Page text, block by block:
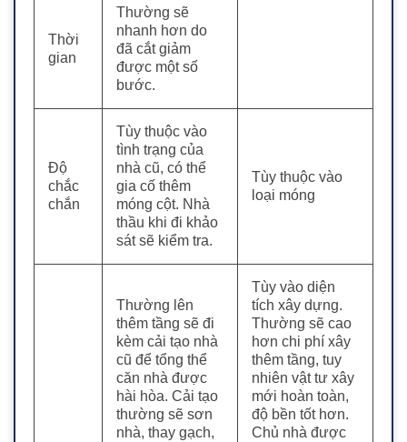
Thời
gian
Thường sẽ
nhanh hơn do
đã cắt giảm
được một số
bước.
Độ
chắc
chắn
Tùy thuộc vào
tình trạng của
nhà cũ, có thể
gia cố thêm
móng cột. Nhà
thầu khi đi khảo
sát sẽ kiểm tra.
Tùy thuộc vào
loại móng
Thường lên
thêm tầng sẽ đi
kèm cải tạo nhà
cũ để tổng thể
căn nhà được
hài hòa. Cải tạo
thường sẽ sơn
nhà, thay gạch,
Tùy vào diện
tích xây dựng.
Thường sẽ cao
hơn chi phí xây
thêm tầng, tuy
nhiên vật tư xây
mới hoàn toàn,
độ bền tốt hơn.
Chủ nhà được